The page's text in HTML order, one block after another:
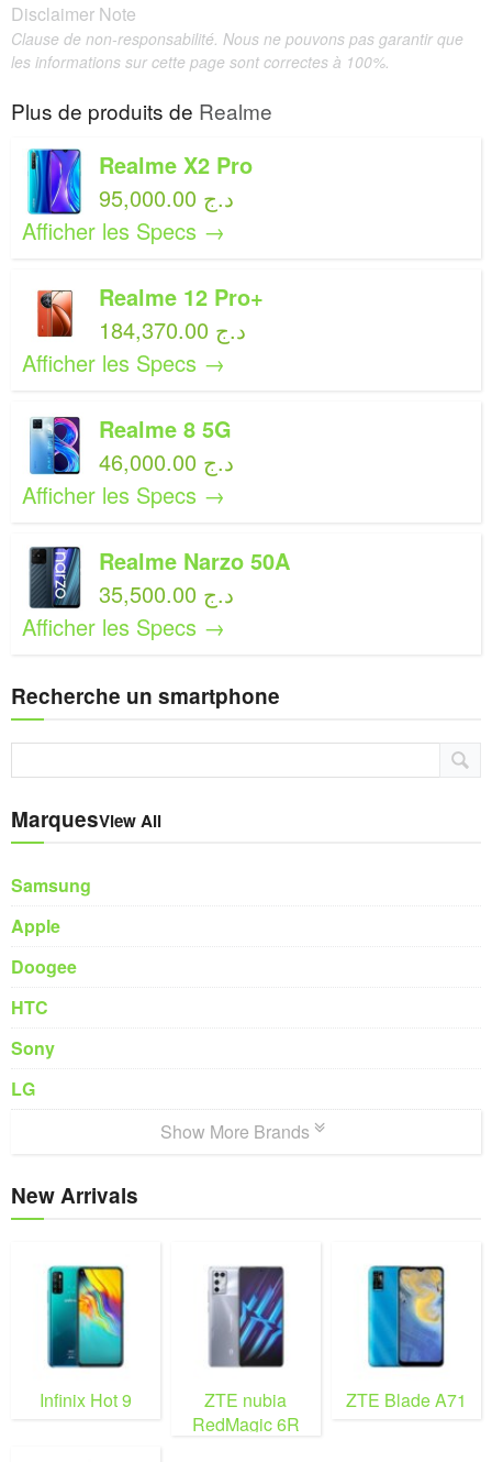
Disclaimer Note
Clause de non-responsabilité. Nous ne pouvons pas garantir que
les informations sur cette page sont correctes à 100%.
Plus de produits de Realme
Realme X2 Pro
95,000.00 د.ج
Afficher les Specs →
Realme 12 Pro+
184,370.00 د.ج
Afficher les Specs →
Realme 8 5G
46,000.00 د.ج
Afficher les Specs →
Realme Narzo 50A
35,500.00 د.ج
Afficher les Specs →
Recherche un smartphone
MarquesView All
Samsung
Apple
Doogee
HTC
Sony
LG
Show More Brands
New Arrivals
Infinix Hot 9
ZTE nubia
RedMagic 6R
ZTE Blade A71